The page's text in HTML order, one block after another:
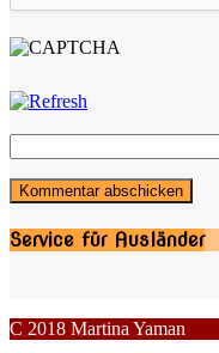
Service für Ausländer
C 2018 Martina Yaman